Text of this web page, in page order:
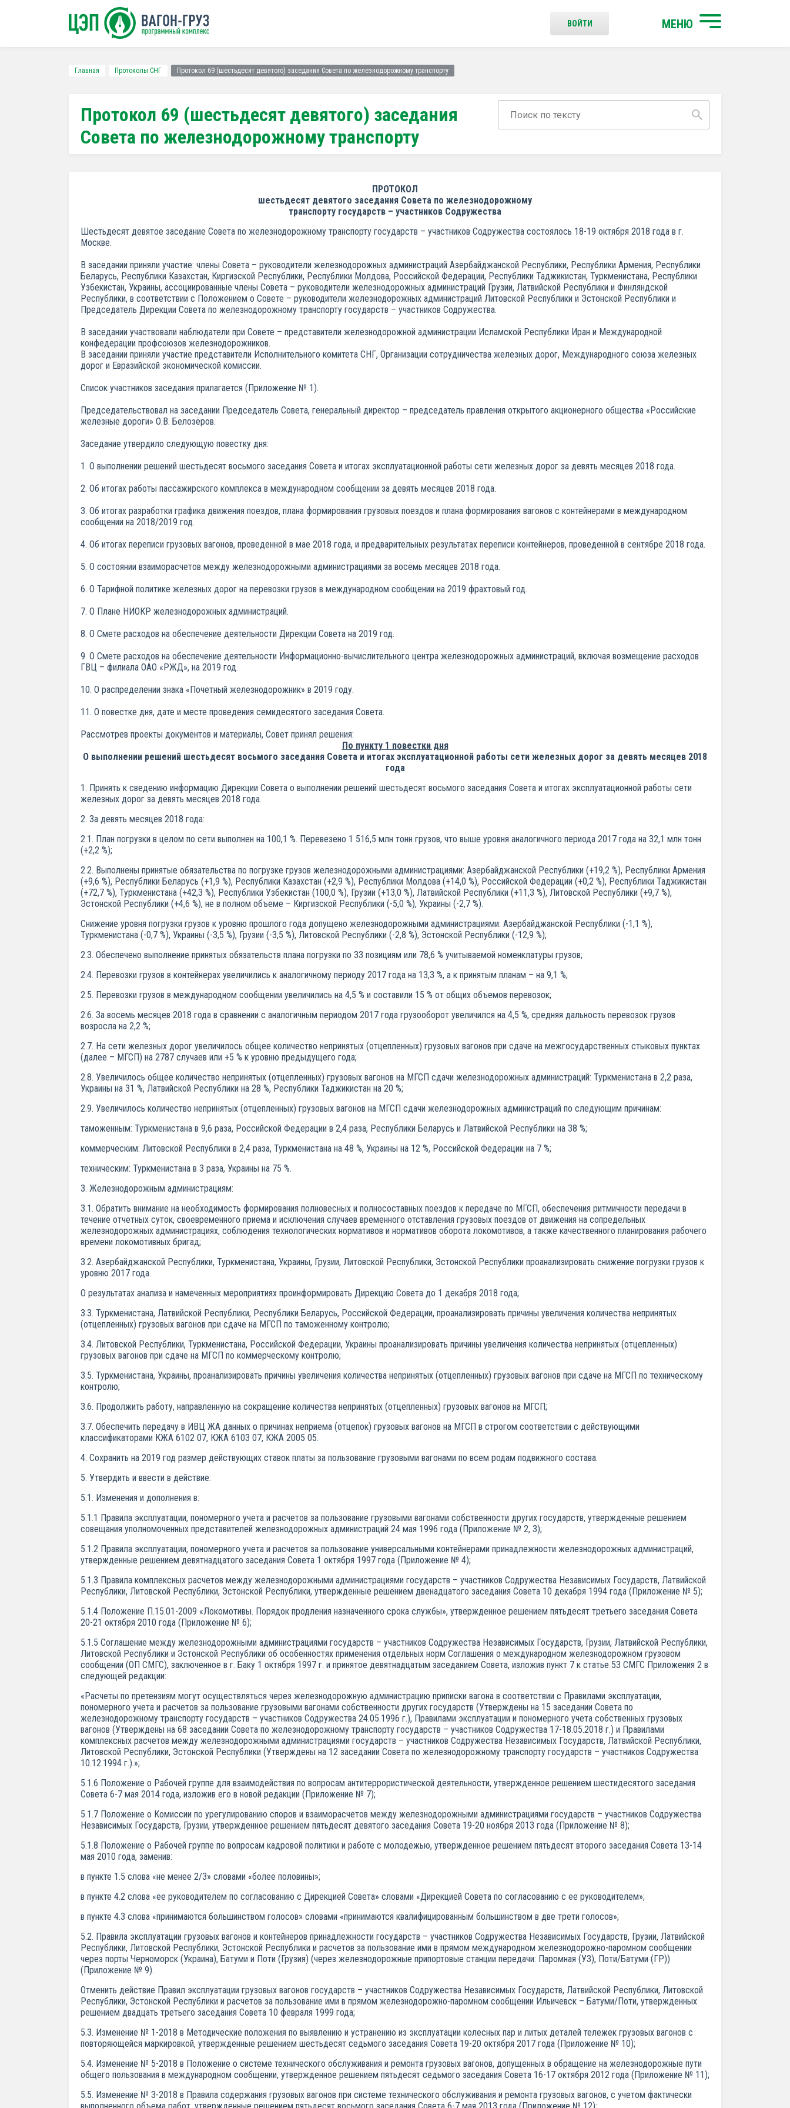
МЕНЮ
ВОЙТИ
Главная Протоколы СНГ Протокол 69 (шестьдесят девятого) заседания Совета по железнодорожному транспорту
Протокол 69 (шестьдесят девятого) заседания
Совета по железнодорожному транспорту
ПРОТОКОЛ
шестьдесят девятого заседания Совета по железнодорожному
транспорту государств – участников Содружества
Шестьдесят девятое заседание Совета по железнодорожному транспорту государств – участников Содружества состоялось 18-19 октября 2018 года в г.
Москве.
В заседании приняли участие: члены Совета – руководители железнодорожных администраций Азербайджанской Республики, Республики Армения, Республики
Беларусь, Республики Казахстан, Киргизской Республики, Республики Молдова, Российской Федерации, Республики Таджикистан, Туркменистана, Республики
Узбекистан, Украины, ассоциированные члены Совета – руководители железнодорожных администраций Грузии, Латвийской Республики и Финляндской
Республики, в соответствии с Положением о Совете – руководители железнодорожных администраций Литовской Республики и Эстонской Республики и
Председатель Дирекции Совета по железнодорожному транспорту государств – участников Содружества.
В заседании участвовали наблюдатели при Совете – представители железнодорожной администрации Исламской Республики Иран и Международной
конфедерации профсоюзов железнодорожников.
В заседании приняли участие представители Исполнительного комитета СНГ, Организации сотрудничества железных дорог, Международного союза железных
дорог и Евразийской экономической комиссии.
Список участников заседания прилагается (Приложение № 1).
Председательствовал на заседании Председатель Совета, генеральный директор – председатель правления открытого акционерного общества «Российские
железные дороги» О.В. Белозёров.
Заседание утвердило следующую повестку дня:
1. О выполнении решений шестьдесят восьмого заседания Совета и итогах эксплуатационной работы сети железных дорог за девять месяцев 2018 года.
2. Об итогах работы пассажирского комплекса в международном сообщении за девять месяцев 2018 года.
3. Об итогах разработки графика движения поездов, плана формирования грузовых поездов и плана формирования вагонов с контейнерами в международном
сообщении на 2018/2019 год.
4. Об итогах переписи грузовых вагонов, проведенной в мае 2018 года, и предварительных результатах переписи контейнеров, проведенной в сентябре 2018 года.
5. О состоянии взаиморасчетов между железнодорожными администрациями за восемь месяцев 2018 года.
6. О Тарифной политике железных дорог на перевозки грузов в международном сообщении на 2019 фрахтовый год.
7. О Плане НИОКР железнодорожных администраций.
8. О Смете расходов на обеспечение деятельности Дирекции Совета на 2019 год.
9. О Смете расходов на обеспечение деятельности Информационно-вычислительного центра железнодорожных администраций, включая возмещение расходов
ГВЦ – филиала ОАО «РЖД», на 2019 год.
10. О распределении знака «Почетный железнодорожник» в 2019 году.
11. О повестке дня, дате и месте проведения семидесятого заседания Совета.
Рассмотрев проекты документов и материалы, Совет принял решения:
По пункту 1 повестки дня
О выполнении решений шестьдесят восьмого заседания Совета и итогах эксплуатационной работы сети железных дорог за девять месяцев 2018
года
1. Принять к сведению информацию Дирекции Совета о выполнении решений шестьдесят восьмого заседания Совета и итогах эксплуатационной работы сети
железных дорог за девять месяцев 2018 года.
2. За девять месяцев 2018 года:
2.1. План погрузки в целом по сети выполнен на 100,1 %. Перевезено 1 516,5 млн тонн грузов, что выше уровня аналогичного периода 2017 года на 32,1 млн тонн
(+2,2 %);
2.2. Выполнены принятые обязательства по погрузке грузов железнодорожными администрациями: Азербайджанской Республики (+19,2 %), Республики Армения
(+9,6 %), Республики Беларусь (+1,9 %), Республики Казахстан (+2,9 %), Республики Молдова (+14,0 %), Российской Федерации (+0,2 %), Республики Таджикистан
(+72,7 %), Туркменистана (+42,3 %), Республики Узбекистан (100,0 %), Грузии (+13,0 %), Латвийской Республики (+11,3 %), Литовской Республики (+9,7 %),
Эстонской Республики (+4,6 %), не в полном объеме – Киргизской Республики (-5,0 %), Украины (-2,7 %).
Снижение уровня погрузки грузов к уровню прошлого года допущено железнодорожными администрациями: Азербайджанской Республики (-1,1 %),
Туркменистана (-0,7 %), Украины (-3,5 %), Грузии (-3,5 %), Литовской Республики (-2,8 %), Эстонской Республики (-12,9 %);
2.3. Обеспечено выполнение принятых обязательств плана погрузки по 33 позициям или 78,6 % учитываемой номенклатуры грузов;
2.4. Перевозки грузов в контейнерах увеличились к аналогичному периоду 2017 года на 13,3 %, а к принятым планам – на 9,1 %;
2.5. Перевозки грузов в международном сообщении увеличились на 4,5 % и составили 15 % от общих объемов перевозок;
2.6. За восемь месяцев 2018 года в сравнении с аналогичным периодом 2017 года грузооборот увеличился на 4,5 %, средняя дальность перевозок грузов
возросла на 2,2 %;
2.7. На сети железных дорог увеличилось общее количество непринятых (отцепленных) грузовых вагонов при сдаче на межгосударственных стыковых пунктах
(далее – МГСП) на 2787 случаев или +5 % к уровню предыдущего года;
2.8. Увеличилось общее количество непринятых (отцепленных) грузовых вагонов на МГСП сдачи железнодорожных администраций: Туркменистана в 2,2 раза,
Украины на 31 %, Латвийской Республики на 28 %, Республики Таджикистан на 20 %;
2.9. Увеличилось количество непринятых (отцепленных) грузовых вагонов на МГСП сдачи железнодорожных администраций по следующим причинам:
таможенным: Туркменистана в 9,6 раза, Российской Федерации в 2,4 раза, Республики Беларусь и Латвийской Республики на 38 %;
коммерческим: Литовской Республики в 2,4 раза, Туркменистана на 48 %, Украины на 12 %, Российской Федерации на 7 %;
техническим: Туркменистана в 3 раза, Украины на 75 %.
3. Железнодорожным администрациям:
3.1. Обратить внимание на необходимость формирования полновесных и полносоставных поездов к передаче по МГСП, обеспечения ритмичности передачи в
течение отчетных суток, своевременного приема и исключения случаев временного отставления грузовых поездов от движения на сопредельных
железнодорожных администрациях, соблюдения технологических нормативов и нормативов оборота локомотивов, а также качественного планирования рабочего
времени локомотивных бригад;
3.2. Азербайджанской Республики, Туркменистана, Украины, Грузии, Литовской Республики, Эстонской Республики проанализировать снижение погрузки грузов к
уровню 2017 года.
О результатах анализа и намеченных мероприятиях проинформировать Дирекцию Совета до 1 декабря 2018 года;
3.3. Туркменистана, Латвийской Республики, Республики Беларусь, Российской Федерации, проанализировать причины увеличения количества непринятых
(отцепленных) грузовых вагонов при сдаче на МГСП по таможенному контролю;
3.4. Литовской Республики, Туркменистана, Российской Федерации, Украины проанализировать причины увеличения количества непринятых (отцепленных)
грузовых вагонов при сдаче на МГСП по коммерческому контролю;
3.5. Туркменистана, Украины, проанализировать причины увеличения количества непринятых (отцепленных) грузовых вагонов при сдаче на МГСП по техническому
контролю;
3.6. Продолжить работу, направленную на сокращение количества непринятых (отцепленных) грузовых вагонов на МГСП;
3.7. Обеспечить передачу в ИВЦ ЖА данных о причинах неприема (отцепок) грузовых вагонов на МГСП в строгом соответствии с действующими
классификаторами КЖА 6102 07, КЖА 6103 07, КЖА 2005 05.
4. Сохранить на 2019 год размер действующих ставок платы за пользование грузовыми вагонами по всем родам подвижного состава.
5. Утвердить и ввести в действие:
5.1. Изменения и дополнения в:
5.1.1 Правила эксплуатации, пономерного учета и расчетов за пользование грузовыми вагонами собственности других государств, утвержденные решением
совещания уполномоченных представителей железнодорожных администраций 24 мая 1996 года (Приложение № 2, 3);
5.1.2 Правила эксплуатации, пономерного учета и расчетов за пользование универсальными контейнерами принадлежности железнодорожных администраций,
утвержденные решением девятнадцатого заседания Совета 1 октября 1997 года (Приложение № 4);
5.1.3 Правила комплексных расчетов между железнодорожными администрациями государств – участников Содружества Независимых Государств, Латвийской
Республики, Литовской Республики, Эстонской Республики, утвержденные решением двенадцатого заседания Совета 10 декабря 1994 года (Приложение № 5);
5.1.4 Положение П.15.01-2009 «Локомотивы. Порядок продления назначенного срока службы», утвержденное решением пятьдесят третьего заседания Совета
20-21 октября 2010 года (Приложение № 6);
5.1.5 Соглашение между железнодорожными администрациями государств – участников Содружества Независимых Государств, Грузии, Латвийской Республики,
Литовской Республики и Эстонской Республики об особенностях применения отдельных норм Соглашения о международном железнодорожном грузовом
сообщении (ОП СМГС), заключенное в г. Баку 1 октября 1997 г. и принятое девятнадцатым заседанием Совета, изложив пункт 7 к статье 53 СМГС Приложения 2 в
следующей редакции:
«Расчеты по претензиям могут осуществляться через железнодорожную администрацию приписки вагона в соответствии с Правилами эксплуатации,
пономерного учета и расчетов за пользование грузовыми вагонами собственности других государств (Утверждены на 15 заседании Совета по
железнодорожному транспорту государств – участников Содружества 24.05.1996 г.), Правилами эксплуатации и пономерного учета собственных грузовых
вагонов (Утверждены на 68 заседании Совета по железнодорожному транспорту государств – участников Содружества 17-18.05.2018 г.) и Правилами
комплексных расчетов между железнодорожными администрациями государств – участников Содружества Независимых Государств, Латвийской Республики,
Литовской Республики, Эстонской Республики (Утверждены на 12 заседании Совета по железнодорожному транспорту государств – участников Содружества
10.12.1994 г.).»;
5.1.6 Положение о Рабочей группе для взаимодействия по вопросам антитеррористической деятельности, утвержденное решением шестидесятого заседания
Совета 6-7 мая 2014 года, изложив его в новой редакции (Приложение № 7);
5.1.7 Положение о Комиссии по урегулированию споров и взаиморасчетов между железнодорожными администрациями государств – участников Содружества
Независимых Государств, Грузии, утвержденное решением пятьдесят девятого заседания Совета 19-20 ноября 2013 года (Приложение № 8);
5.1.8 Положение о Рабочей группе по вопросам кадровой политики и работе с молодежью, утвержденное решением пятьдесят второго заседания Совета 13-14
мая 2010 года, заменив:
в пункте 1.5 слова «не менее 2/3» словами «более половины»;
в пункте 4.2 слова «ее руководителем по согласованию с Дирекцией Совета» словами «Дирекцией Совета по согласованию с ее руководителем»;
в пункте 4.3 слова «принимаются большинством голосов» словами «принимаются квалифицированным большинством в две трети голосов»;
5.2. Правила эксплуатации грузовых вагонов и контейнеров принадлежности государств – участников Содружества Независимых Государств, Грузии, Латвийской
Республики, Литовской Республики, Эстонской Республики и расчетов за пользование ими в прямом международном железнодорожно-паромном сообщении
через порты Черноморск (Украина), Батуми и Поти (Грузия) (через железнодорожные припортовые станции передачи: Паромная (УЗ), Поти/Батуми (ГР))
(Приложение № 9).
Отменить действие Правил эксплуатации грузовых вагонов государств – участников Содружества Независимых Государств, Латвийской Республики, Литовской
Республики, Эстонской Республики и расчетов за пользование ими в прямом железнодорожно-паромном сообщении Ильичевск – Батуми/Поти, утвержденных
решением двадцать третьего заседания Совета 10 февраля 1999 года;
5.3. Изменение № 1-2018 в Методические положения по выявлению и устранению из эксплуатации колесных пар и литых деталей тележек грузовых вагонов с
повторяющейся маркировкой, утвержденные решением шестьдесят седьмого заседания Совета 19-20 октября 2017 года (Приложение № 10);
5.4. Изменение № 5-2018 в Положение о системе технического обслуживания и ремонта грузовых вагонов, допущенных в обращение на железнодорожные пути
общего пользования в международном сообщении, утвержденное решением пятьдесят седьмого заседания Совета 16-17 октября 2012 года (Приложение № 11);
5.5. Изменение № 3-2018 в Правила содержания грузовых вагонов при системе технического обслуживания и ремонта грузовых вагонов, с учетом фактически